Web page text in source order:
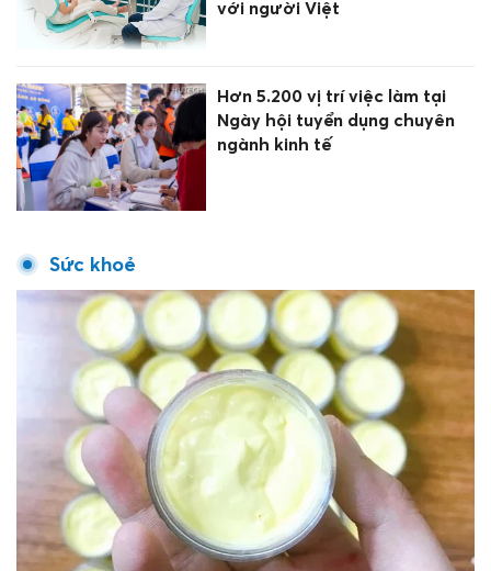
với người Việt
Hơn 5.200 vị trí việc làm tại
Ngày hội tuyển dụng chuyên
ngành kinh tế
Sức khoẻ